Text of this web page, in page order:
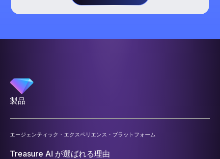
製品
エージェンティック・エクスペリエンス・プラットフォーム
Treasure AI が選ばれる理由